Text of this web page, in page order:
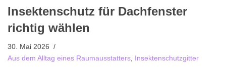
Insektenschutz für Dachfenster
richtig wählen
30. Mai 2026
Aus dem Alltag eines Raumausstatters Insektenschutzgitter